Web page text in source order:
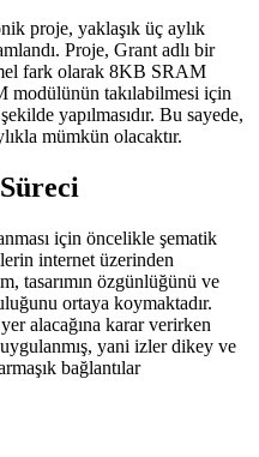
proje, yaklaşık üç aylık
Proje, Grant adlı bir
fark olarak 8KB SRAM
modülünün takılabilmesi için
yapılmasıdır. Bu sayede,
mümkün olacaktır.
için öncelikle şematik
internet üzerinden
tasarımın özgünlüğünü ve
ortaya koymaktadır.
alacağına karar verirken
yani izler dikey ve
bağlantılar